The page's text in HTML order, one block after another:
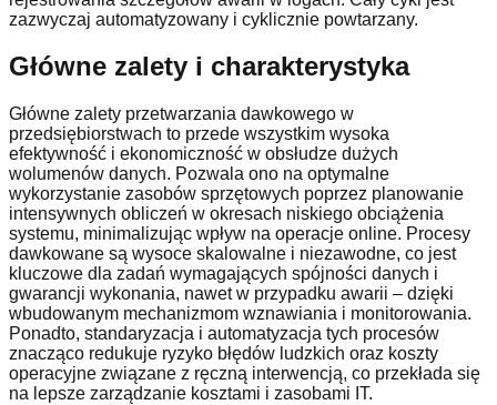
zazwyczaj automatyzowany i cyklicznie powtarzany.
Główne zalety i charakterystyka
Główne zalety przetwarzania dawkowego w
przedsiębiorstwach to przede wszystkim wysoka
efektywność i ekonomiczność w obsłudze dużych
wolumenów danych. Pozwala ono na optymalne
wykorzystanie zasobów sprzętowych poprzez planowanie
intensywnych obliczeń w okresach niskiego obciążenia
systemu, minimalizując wpływ na operacje online. Procesy
dawkowane są wysoce skalowalne i niezawodne, co jest
kluczowe dla zadań wymagających spójności danych i
gwarancji wykonania, nawet w przypadku awarii – dzięki
wbudowanym mechanizmom wznawiania i monitorowania.
Ponadto, standaryzacja i automatyzacja tych procesów
znacząco redukuje ryzyko błędów ludzkich oraz koszty
operacyjne związane z ręczną interwencją, co przekłada się
na lepsze zarządzanie kosztami i zasobami IT.